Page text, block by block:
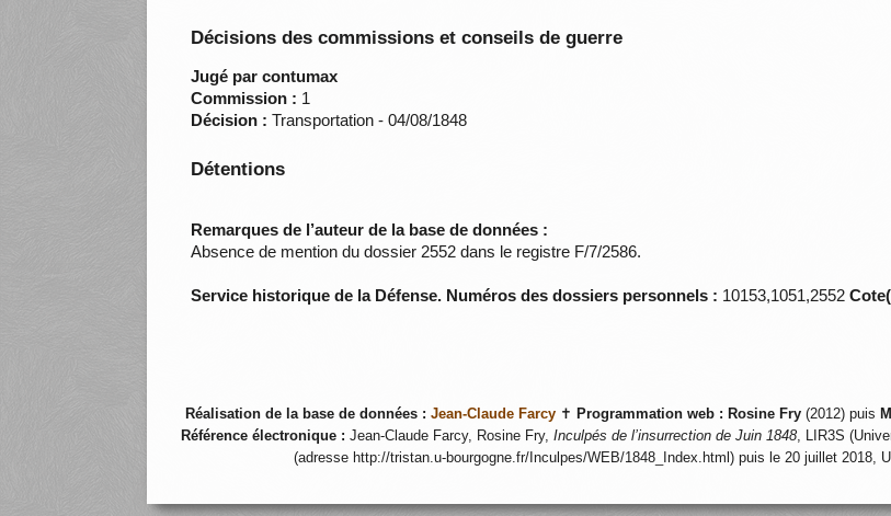
Décisions des commissions et conseils de guerre
Jugé par contumax
Commission : 1
Décision : Transportation - 04/08/1848
Détentions
Remarques de l’auteur de la base de données :
Absence de mention du dossier 2552 dans le registre F/7/2586.
Service historique de la Défense. Numéros des dossiers personnels : 10153,1051,2552
Réalisation de la base de données : Jean-Claude Farcy✝ Programmation web : Rosine Fry(2012) puis
Référence électronique : Jean-Claude Farcy, Rosine Fry, Inculpés de l’insurrection de Juin 1848, LIR3S
(adresse http://tristan.u-bourgogne.fr/Inculpes/WEB/1848_Index.html) puis le 20 juillet 2018,